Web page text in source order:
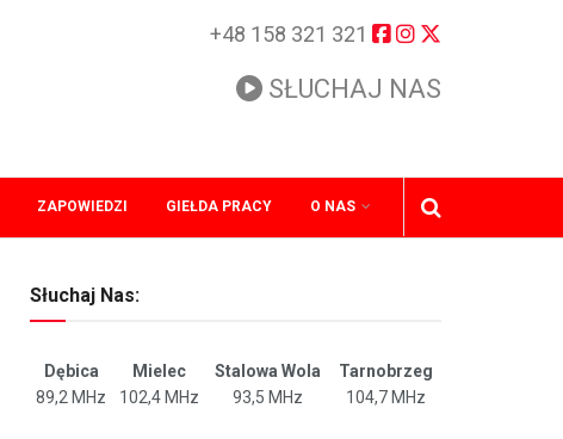
+48 158 321 321
SŁUCHAJ NAS
ZAPOWIEDZI GIEŁDA PRACY O NAS
Słuchaj Nas:
Dębica Mielec Stalowa Wola
Tarnobrzeg
89,2 MHz
102,4 MHz 93,5 MHz 104,7 MHz